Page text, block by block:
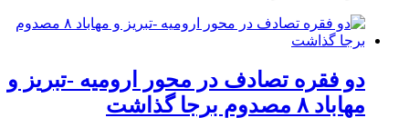
دو فقره تصادف در محور ارومیه -تبریز و
مهاباد ۸ مصدوم برجا گذاشت